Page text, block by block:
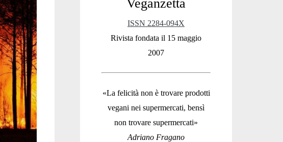
Veganzetta
ISSN 2284-094X
Rivista fondata il 15 maggio
2007
«La felicità non è trovare prodotti
vegani nei supermercati, bensì
non trovare supermercati»
Adriano Fragano